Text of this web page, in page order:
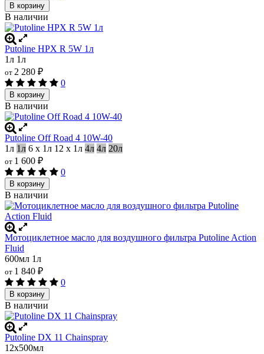
В корзину
В наличии
Putoline HPX R 5W 1л
1л 1л
от 2 280 ₽
0
В корзину
В наличии
Putoline Off Road 4 10W-40
1л 1л 6 х 1л 12 х 1л 4л 4л 20л
от 1 600 ₽
0
В корзину
В наличии
Мотоциклетное масло для воздушного фильтра Putoline Action
Fluid
600мл 1л
от 1 840 ₽
0
В корзину
В наличии
Putoline DX 11 Chainspray
12x500мл